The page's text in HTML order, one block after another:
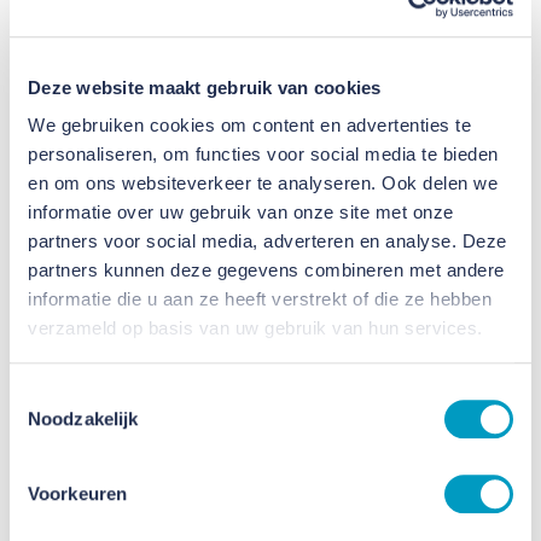
Deze website maakt gebruik van cookies
We gebruiken cookies om content en advertenties te
personaliseren, om functies voor social media te bieden
en om ons websiteverkeer te analyseren. Ook delen we
informatie over uw gebruik van onze site met onze
partners voor social media, adverteren en analyse. Deze
partners kunnen deze gegevens combineren met andere
informatie die u aan ze heeft verstrekt of die ze hebben
verzameld op basis van uw gebruik van hun services.
Noodzakelijk
Voorkeuren
Dankzij de maatregelen op het gebied van
ventilatie, isolatie en materiaalgebruik sluit het
gebouw aan bij de hedendaagse eisen voor frisse,
veilige en duurzame schoolgebouwen. Het
eindresultaat is een veilige en inspirerende
omgeving, die bijdraagt aan de ontwikkeling en het
welzijn van de leerlingen.